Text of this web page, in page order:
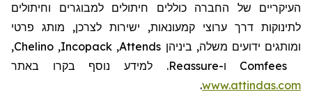
העיקריים של החברה כוללים חיתולים למבוגרים וחיתולים
לתינוקות דרך ערוצי קמעונאות, ישירות לצרכן, מותג פרטי
ומותגים ידועים משלה, ביניהן Attends
,
Incopack
,
Chelino
,
Comfees
ו-Reassure. למידע נוסף בקרו באתר
www.attindas.com
.